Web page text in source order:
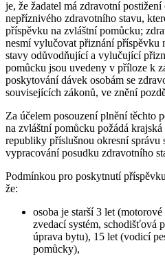
je, že žadatel má zdravotní
nepříznivého zdravotního stavu,
příspěvku na zvláštní pomůcku;
nesmí vylučovat přiznání příspěvku
stavy odůvodňující a vylučující
pomůcku jsou uvedeny v příloze k
poskytování dávek osobám se
souvisejících zákonů, ve znění
Za účelem posouzení plnění těchto
na zvláštní pomůcku požádá
republiky příslušnou okresní správu
vypracování posudku zdravotního
Podmínkou pro poskytnutí
že:
osoba je starší 3 let
zvedací systém, schodišťová
úprava bytu), 15 let (vodicí
pomůcky),